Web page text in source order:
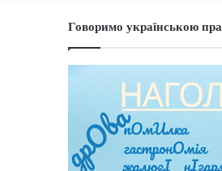
Говоримо українською